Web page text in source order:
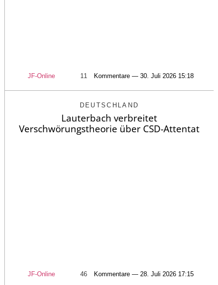
JF-Online 11 Kommentare — 30. Juli 2026 15:18
DEUTSCHLAND
Lauterbach verbreitet
Verschwörungstheorie über CSD-Attentat
JF-Online 46 Kommentare — 28. Juli 2026 17:15